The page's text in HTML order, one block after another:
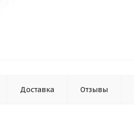
Доставка Отзывы